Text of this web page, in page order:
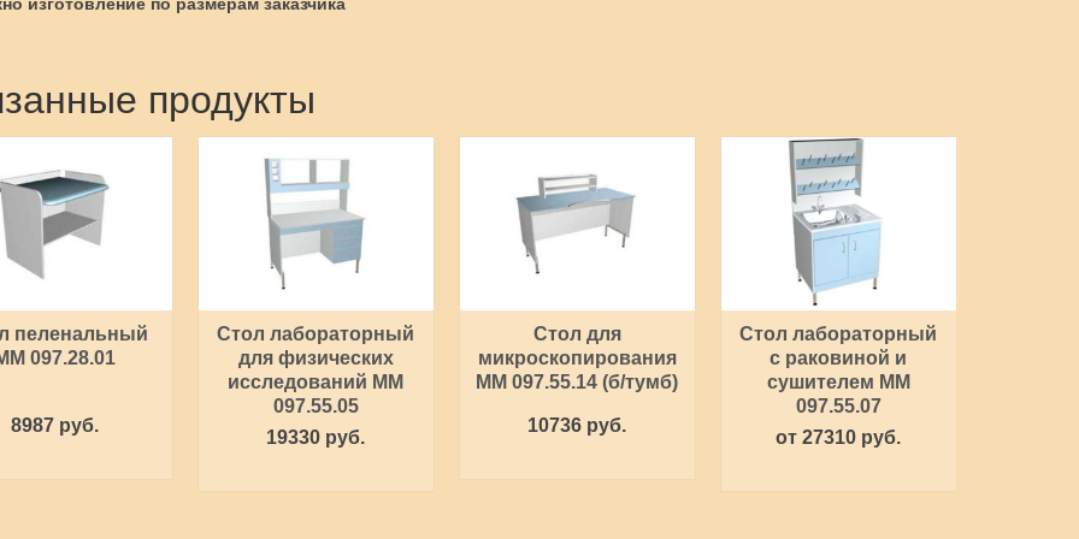
продукты
пеленальный
097.28.01
8987 руб.
Стол лабораторный
для физических
исследований ММ
097.55.05
19330 руб.
Стол для
микроскопирования
ММ 097.55.14 (б/тумб)
10736 руб.
Стол лабораторный
с раковиной и
сушителем ММ
097.55.07
от 27310 руб.